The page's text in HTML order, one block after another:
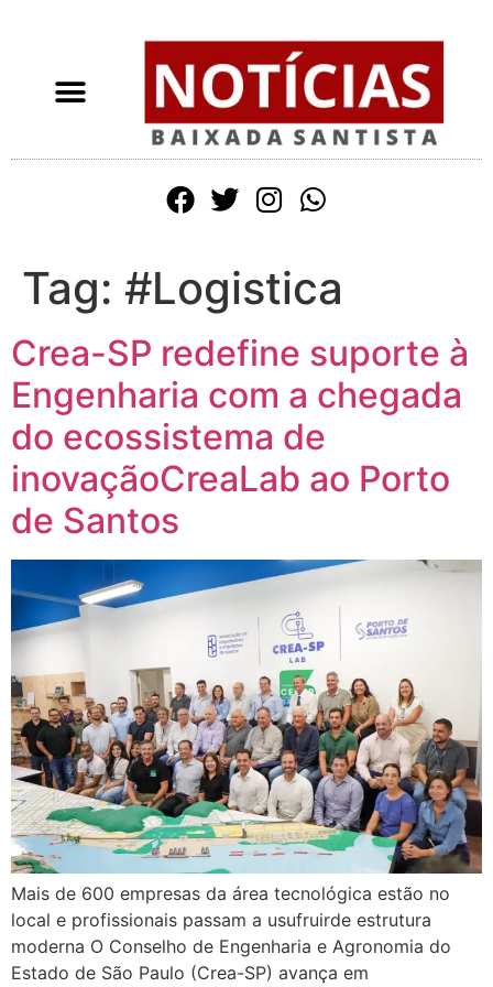
Tag: #Logistica
Crea-SP redefine suporte à
Engenharia com a chegada
do ecossistema de
inovaçãoCreaLab ao Porto
de Santos
Mais de 600 empresas da área tecnológica estão no
local e profissionais passam a usufruirde estrutura
moderna O Conselho de Engenharia e Agronomia do
Estado de São Paulo (Crea-SP) avança em